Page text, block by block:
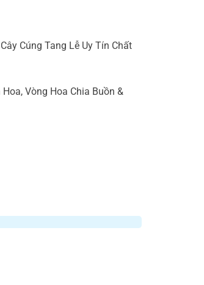
Cúng Tang Lễ Uy Tín Chất
Vòng Hoa Chia Buồn &